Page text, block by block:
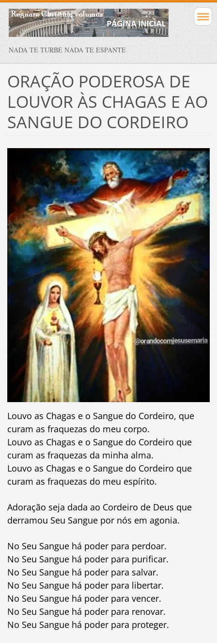
NADA TE TURBE NADA TE ESPANTE
ORAÇÃO PODEROSA DE
LOUVOR ÀS CHAGAS E AO
SANGUE DO CORDEIRO
Louvo as Chagas e o Sangue do Cordeiro, que
curam as fraquezas do meu corpo.
Louvo as Chagas e o Sangue do Cordeiro que
curam as fraquezas da minha alma.
Louvo as Chagas e o Sangue do Cordeiro que
curam as fraquezas do meu espírito.
Adoração seja dada ao Cordeiro de Deus que
derramou Seu Sangue por nós em agonia.
No Seu Sangue há poder para perdoar.
No Seu Sangue há poder para purificar.
No Seu Sangue há poder para salvar.
No Seu Sangue há poder para libertar.
No Seu Sangue há poder para vencer.
No Seu Sangue há poder para renovar.
No Seu Sangue há poder para proteger.